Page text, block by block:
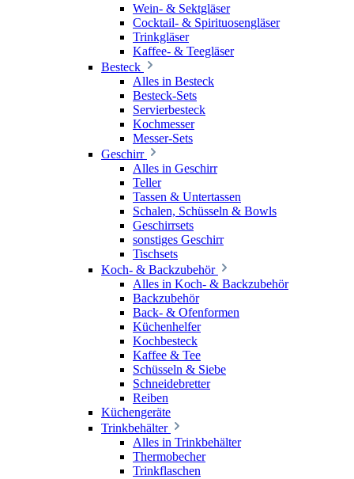
Wein- & Sektgläser
Cocktail- & Spirituosengläser
Trinkgläser
Kaffee- & Teegläser
Besteck
Alles in Besteck
Besteck-Sets
Servierbesteck
Kochmesser
Messer-Sets
Geschirr
Alles in Geschirr
Teller
Tassen & Untertassen
Schalen, Schüsseln & Bowls
Geschirrsets
sonstiges Geschirr
Tischsets
Koch- & Backzubehör
Alles in Koch- & Backzubehör
Backzubehör
Back- & Ofenformen
Küchenhelfer
Kochbesteck
Kaffee & Tee
Schüsseln & Siebe
Schneidebretter
Reiben
Küchengeräte
Trinkbehälter
Alles in Trinkbehälter
Thermobecher
Trinkflaschen